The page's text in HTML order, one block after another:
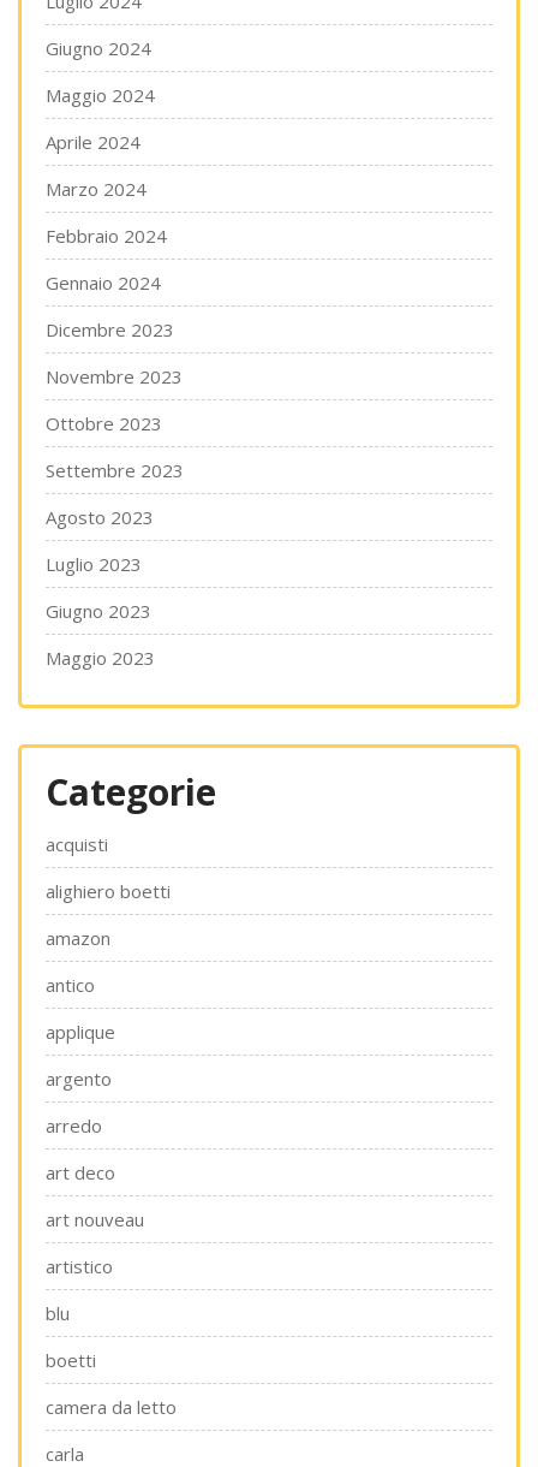
Giugno 2024
Maggio 2024
Aprile 2024
Marzo 2024
Febbraio 2024
Gennaio 2024
Dicembre 2023
Novembre 2023
Ottobre 2023
Settembre 2023
Agosto 2023
Luglio 2023
Giugno 2023
Maggio 2023
Categorie
acquisti
alighiero boetti
amazon
antico
applique
argento
arredo
art deco
art nouveau
artistico
blu
boetti
camera da letto
carla